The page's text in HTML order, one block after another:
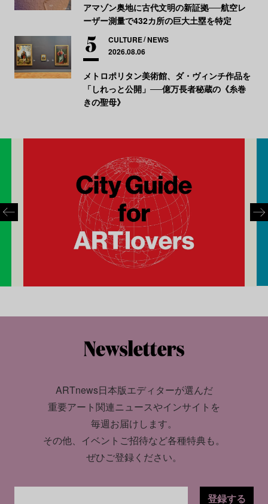
アマゾン奥地に古代文明の新証拠──航空レ
ーザー測量で432カ所の巨大土塁を特定
CULTURE NEWS
2026.08.06
メトロポリタン美術館、ダ・ヴィンチ作品を
「しれっと公開」──億万長者秘蔵の《糸巻
きの聖母》
ARTnews日本版エディターが選んだ
重要アート関連ニュースやインサイトを
毎週お届けします。
その他、イベントご招待など各種特典も。
ぜひご登録ください。
登録する